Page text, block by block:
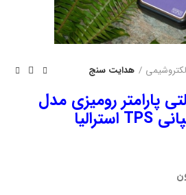
هدایت سنج
پارامتر رومیزی مدل